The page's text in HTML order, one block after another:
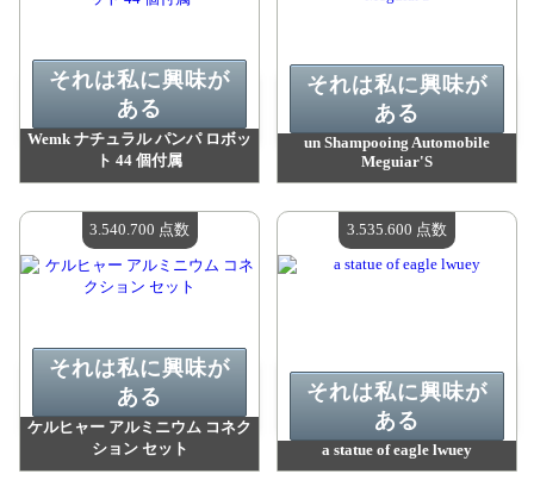
Wemk ナチュラル パンパ ロボッ
ト 44 個付属
利用可能な数量：4
それは私に興味が
ある
un Shampooing Automobile
Meguiar'S
利用可能な数量：4
それは私に興味が
ある
ケルヒャー アルミニウム コネク
ション セット
それは私に興味が
ある
3.540.700 点数
a statue of eagle lwuey
それは私に興味が
ある
3.535.600 点数